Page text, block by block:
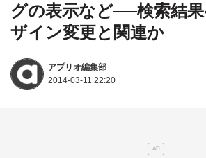
グの表示など──検索結
ザイン変更と関連か
アプリオ編集部
2014-03-11 22:20